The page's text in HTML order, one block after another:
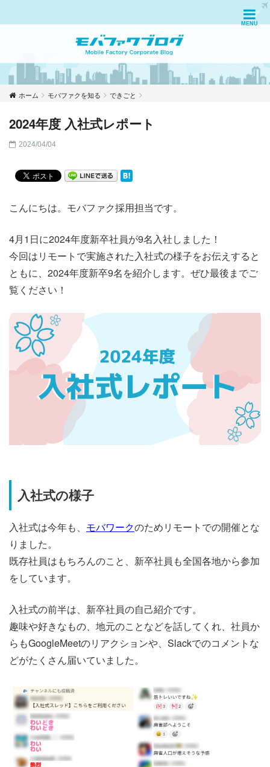
ホーム モバファクを知る できごと
2024年度 入社式レポート
2024/04/04
こんにちは。モバファク採用担当です。
4月1日に2024年度新卒社員が9名入社しました！
今回はリモートで実施された入社式の様子をお伝えすると
ともに、2024年度新卒9名を紹介します。ぜひ最後までご
覧ください！
入社式の様子
入社式は今年も、 モバワークのためリモートでの開催とな
りました。
既存社員はもちろんのこと、新卒社員も全国各地から参加
をしています。
入社式の前半は、新卒社員の自己紹介です。
趣味や好きなもの、地元のことなどを話してくれ、社員か
らもGoogleMeetのリアクションや、Slackでのコメントな
どがたくさん届いていました。